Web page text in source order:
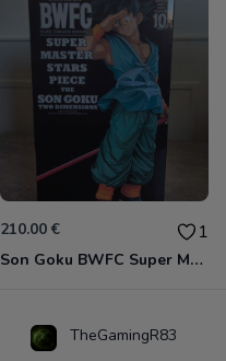
210.00 € 1
Son Goku BWFC Super Master Stars
TheGamingR83